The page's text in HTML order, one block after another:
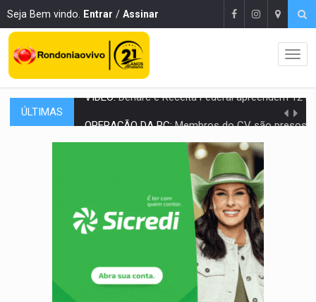
Seja Bem vindo. Entrar / Assinar
ÚLTIMAS Membros do CV são presos com armas e drogas
ENTRADA GRATUITA:Espetáculo As Marias Somos Nós será
Três são presos após furto de motocicleta em frente
CELEBRAÇÃO:Cerejeiras completa 43 anos de emancipação com
SAÚDE:Anvisa desmente boato sobre presença de plástico ou
Pitbulls fogem de residência e atacam casal de idosos
AÇÃO CONJUNTA: Forças policiais apreendem cerca de 1kg de